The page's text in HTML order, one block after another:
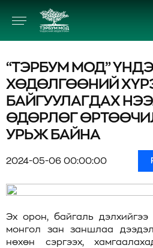
“ТЭРБУМ МОД”
ХӨДӨЛГӨӨНИЙ
БАЙГУУЛАГДАХ
ӨДӨРЛӨГ
УРЬЖ БАЙНА
2024-05-06 00:00:00
Эх орон, байгаль
монгол зан заншлаа
нөхөн сэргээх,